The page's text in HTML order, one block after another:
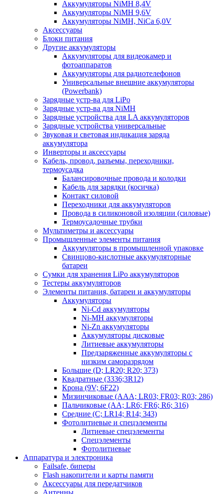
Аккумуляторы NiMH 8,4V
Аккумуляторы NiMH 9,6V
Аккумуляторы NiMH, NiCa 6,0V
Аксессуары
Блоки питания
Другие аккумуляторы
Аккумуляторы для видеокамер и
фотоаппаратов
Аккумуляторы для радиотелефонов
Универсальные внешние аккумуляторы
(Powerbank)
Зарядные устр-ва для LiPo
Зарядные устр-ва для NiMH
Зарядные устройства для LA аккумуляторов
Зарядные устройства универсальные
Звуковая и световая индикация заряда
аккумулятора
Инверторы и аксессуары
Кабель, провод, разъемы, переходники,
термоусадка
Балансировочные провода и колодки
Кабель для зарядки (косичка)
Контакт силовой
Переходники для аккумуляторов
Провода в силиконовой изоляции (силовые)
Термоусадочные трубки
Мультиметры и аксессуары
Промышленные элементы питания
Аккумуляторы в промышленной упаковке
Свинцово-кислотные аккумуляторные
батареи
Сумки для хранения LiPo аккумуляторов
Тестеры аккумуляторов
Элементы питания, батареи и аккумуляторы
Аккумуляторы
Ni-Cd аккумуляторы
Ni-MH аккумуляторы
Ni-Zn аккумуляторы
Аккумуляторы дисковые
Литиевые аккумуляторы
Предзаряженные аккумуляторы с
низким саморазрядом
Большие (D; LR20; R20; 373)
Квадратные (3336;3R12)
Крона (9V; 6F22)
Мизинчиковые (AAA; LR03; FR03; R03; 286)
Пальчиковые (AA; LR6; FR6; R6; 316)
Средние (C; LR14; R14; 343)
Фотолитиевые и спецэлементы
Литиевые спецэлементы
Спецэлементы
Фотолитиевые
Аппаратура и электроника
Failsafe, биперы
Flash накопители и карты памяти
Аксессуары для передатчиков
Антенны